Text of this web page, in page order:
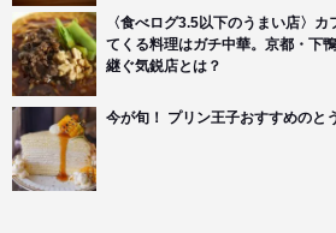
〈食べログ3.5以下のうまい店〉
てくる料理はガチ中華。京都・下
継ぐ気鋭店とは？
今が旬！ プリン王子おすすめのと